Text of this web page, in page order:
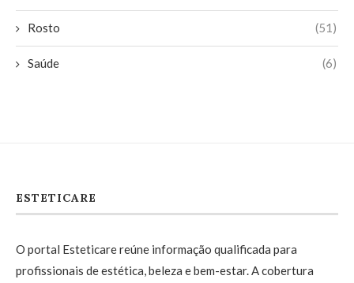
Rosto (51)
Saúde (6)
ESTETICARE
O portal Esteticare reúne informação qualificada para
profissionais de estética, beleza e bem-estar. A cobertura